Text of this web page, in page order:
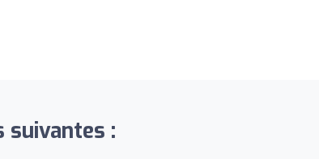
suivantes :